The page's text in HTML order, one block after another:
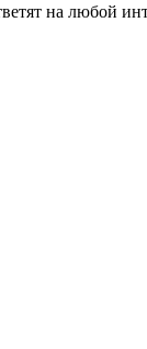
на любой